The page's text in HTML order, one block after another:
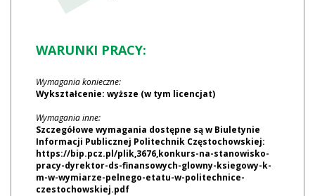
WARUNKI PRACY:
Wymagania konieczne:
Wykształcenie: wyższe (w tym licencjat)
Wymagania inne:
Szczegółowe wymagania dostępne są w Biuletynie
Informacji Publicznej Politechnik Częstochowskiej:
https://bip.pcz.pl/plik,3676,konkurs-na-stanowisko-
pracy-dyrektor-ds-finansowych-glowny-ksiegowy-k-
m-w-wymiarze-pelnego-etatu-w-politechnice-
czestochowskiej.pdf